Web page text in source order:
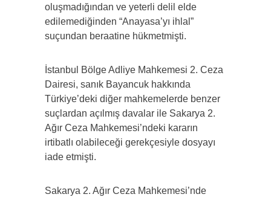
oluşmadığından ve yeterli delil elde
edilemediğinden “Anayasa’yı ihlal”
suçundan beraatine hükmetmişti.
İstanbul Bölge Adliye Mahkemesi 2. Ceza
Dairesi, sanık Bayancuk hakkında
Türkiye’deki diğer mahkemelerde benzer
suçlardan açılmış davalar ile Sakarya 2.
Ağır Ceza Mahkemesi’ndeki kararın
irtibatlı olabileceği gerekçesiyle dosyayı
iade etmişti.
Sakarya 2. Ağır Ceza Mahkemesi’nde